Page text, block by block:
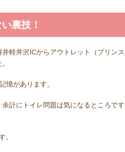
裏技！
軽井沢ICからアウトレット（プリンス
憶があります。
計にトイレ問題は気になるところです
。